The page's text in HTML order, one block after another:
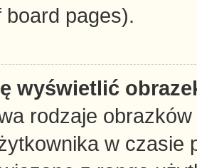
board pages).
wyświetlić
rodzaje
w czasie